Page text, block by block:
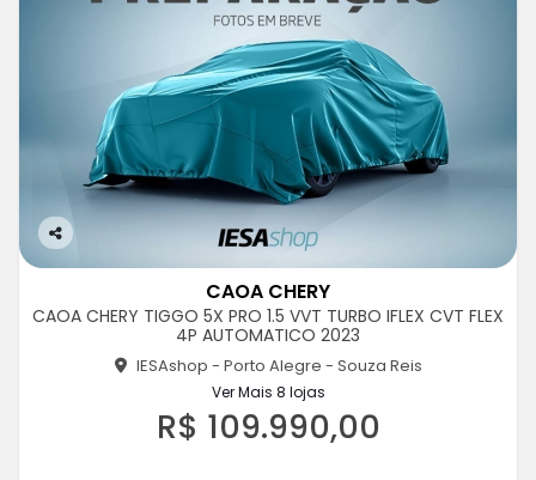
Co
rtil
CAOA CHERY
CAOA CHERY TIGGO 5X PRO 1.5 VVT TURBO IFLEX CVT FLEX
4P AUTOMATICO 2023
IESAshop - Porto Alegre - Souza Reis
Ver Mais 8 lojas
R$ 109.990,00